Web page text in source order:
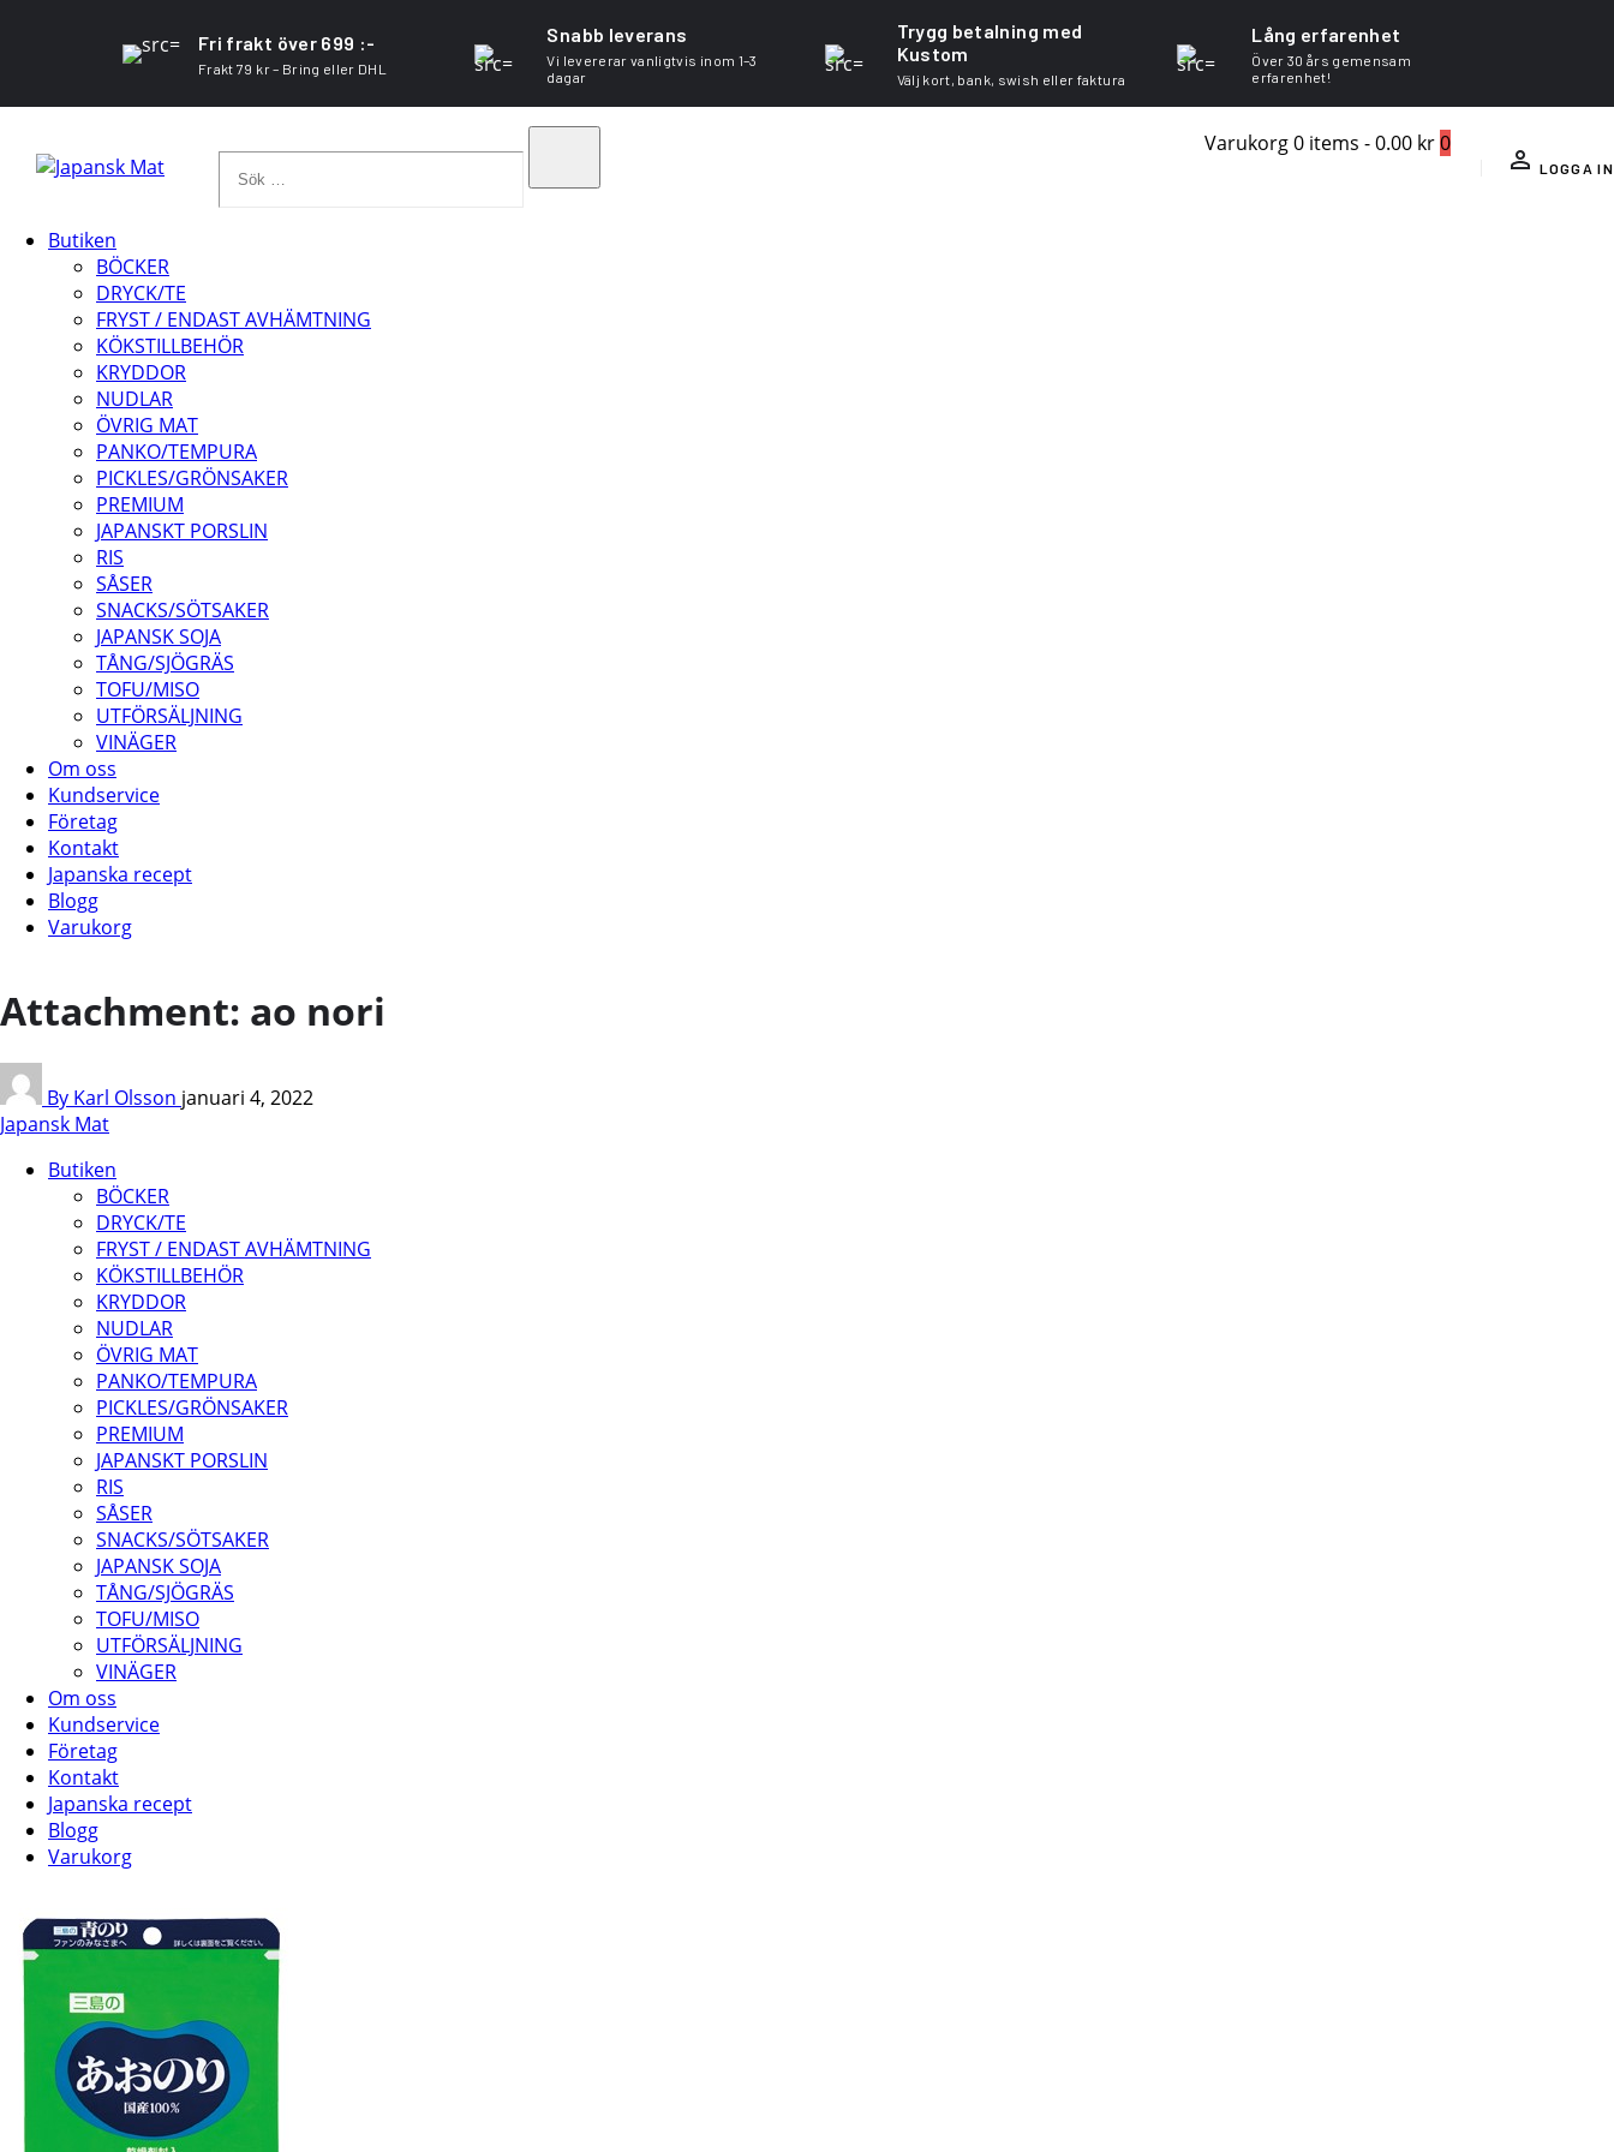
Fri frakt över 699 :-
Frakt 79 kr – Bring eller DHL
Snabb leverans
Vi levererar vanligtvis inom 1–3
dagar
Trygg betalning med
Kustom
Välj kort, bank, swish eller faktura
Lång erfarenhet
Över 30 års gemensam
erfarenhet!
Varukorg0 items -0.00 kr0
LOGGA IN
Butiken
BÖCKER
DRYCK/TE
FRYST / ENDAST AVHÄMTNING
KÖKSTILLBEHÖR
KRYDDOR
NUDLAR
ÖVRIG MAT
PANKO/TEMPURA
PICKLES/GRÖNSAKER
PREMIUM
JAPANSKT PORSLIN
RIS
SÅSER
SNACKS/SÖTSAKER
JAPANSK SOJA
TÅNG/SJÖGRÄS
TOFU/MISO
UTFÖRSÄLJNING
VINÄGER
Om oss
Kundservice
Företag
Kontakt
Japanska recept
Blogg
Varukorg
Attachment: ao nori
By Karl Olsson januari 4, 2022
Japansk Mat
Butiken
BÖCKER
DRYCK/TE
FRYST / ENDAST AVHÄMTNING
KÖKSTILLBEHÖR
KRYDDOR
NUDLAR
ÖVRIG MAT
PANKO/TEMPURA
PICKLES/GRÖNSAKER
PREMIUM
JAPANSKT PORSLIN
RIS
SÅSER
SNACKS/SÖTSAKER
JAPANSK SOJA
TÅNG/SJÖGRÄS
TOFU/MISO
UTFÖRSÄLJNING
VINÄGER
Om oss
Kundservice
Företag
Kontakt
Japanska recept
Blogg
Varukorg